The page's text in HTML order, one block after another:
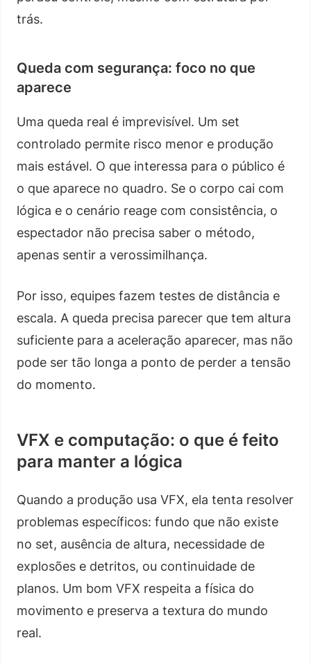
trás.
Queda com segurança: foco no que
aparece
Uma queda real é imprevisível. Um set
controlado permite risco menor e produção
mais estável. O que interessa para o público é
o que aparece no quadro. Se o corpo cai com
lógica e o cenário reage com consistência, o
espectador não precisa saber o método,
apenas sentir a verossimilhança.
Por isso, equipes fazem testes de distância e
escala. A queda precisa parecer que tem altura
suficiente para a aceleração aparecer, mas não
pode ser tão longa a ponto de perder a tensão
do momento.
VFX e computação: o que é feito
para manter a lógica
Quando a produção usa VFX, ela tenta resolver
problemas específicos: fundo que não existe
no set, ausência de altura, necessidade de
explosões e detritos, ou continuidade de
planos. Um bom VFX respeita a física do
movimento e preserva a textura do mundo
real.